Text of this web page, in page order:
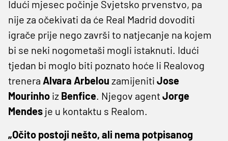
Idući mjesec počinje Svjetsko prvenstvo, pa
nije za očekivati da će Real Madrid dovoditi
igrače prije nego završi to natjecanje na kojem
bi se neki nogometaši mogli istaknuti. Idući
tjedan bi moglo biti poznato hoće li Realovog
trenera Alvara Arbelou zamijeniti Jose
Mourinho iz Benfice. Njegov agentJorge
Mendes je u kontaktu s Realom.
„Očito postoji nešto, ali nema potpisanog